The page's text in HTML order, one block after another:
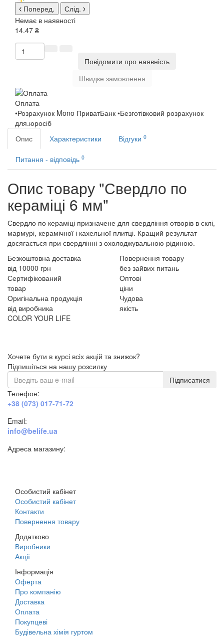
Поперед.
Слід.
Немає в наявності
14.47 ₴
Повідомити про наявність
Швидке замовлення
Оплата
•Розрахунок Mono ПриватБанк •Безготівковий розрахунок
для.юросіб
Опис
Характеристики Відгуки 0
Питання - відповідь 0
Опис товару "Свердло по
кераміці 6 мм"
Свердло по кераміці призначене для свердління отворів в склі,
мармурі, керамічної і кахельної плитці. Кращий результат
досягається при свердлінні з охолоджувальною рідиною.
Безкоштовна доставка
від 10000 грн
Повернення товару
без зайвих питань
Сертифікований
товар
Оптові
ціни
Оригінальна продукція
від виробника
Чудова
якість
COLOR YOUR LIFE
Хочете бути в курсі всіх акцій та знижок?
Підпишіться на нашу розсилку
Підписатися
Телефон:
+38 (073) 017-71-72
Email:
info@belife.ua
Адреса магазину:
Особистий кабінет
Особистий кабінет
Контакти
Повернення товару
Додатково
Виробники
Акції
Інформація
Оферта
Про компанію
Доставка
Оплата
Покупцеві
Будівельна хімія гуртом